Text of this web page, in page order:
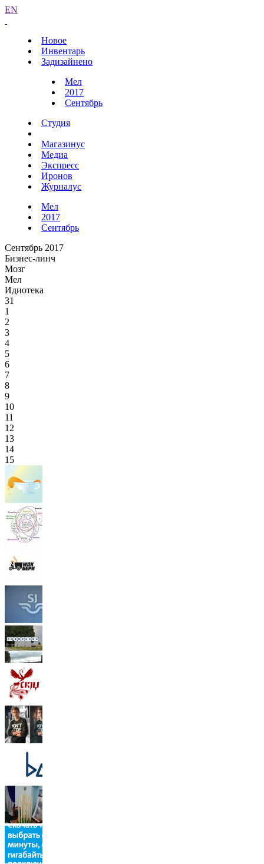
EN
Новое
Инвентарь
Задизайнено
Мел
2017
Сентябрь
Студия
Магазинус
Медиа
Экспресс
Иронов
Журналус
Мел
2017
Сентябрь
Сентябрь 2017
Бизнес-линч
Мозг
Мел
Идиотека
31
1
2
3
4
5
6
7
8
9
10
11
12
13
14
15